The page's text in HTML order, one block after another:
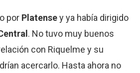
por Platensey ya había dirigido
. No tuvo muy buenos
con Riquelme y su
acercarlo. Hasta ahora no